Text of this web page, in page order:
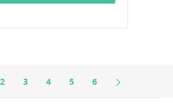
2 3 4 5 6